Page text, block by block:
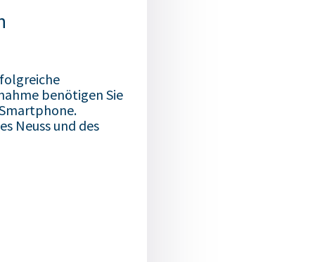
benötigen Sie
Neuss und des